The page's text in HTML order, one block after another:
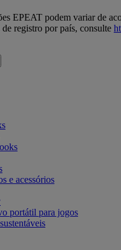
EPEAT podem variar de
registro por país, consulte
e acessórios
portátil para jogos